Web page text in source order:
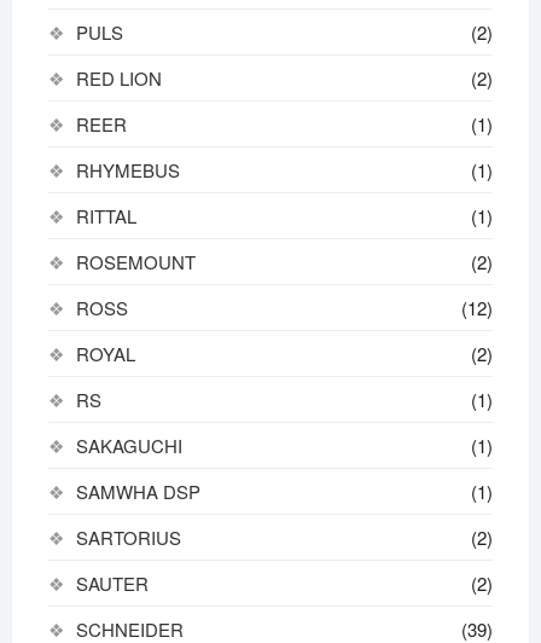
PULS
(2)
RED LION
(2)
REER
(1)
RHYMEBUS
(1)
RITTAL
(1)
ROSEMOUNT
(2)
ROSS
(12)
ROYAL
(2)
RS
(1)
SAKAGUCHI
(1)
SAMWHA DSP
(1)
SARTORIUS
(2)
SAUTER
(2)
SCHNEIDER
(39)